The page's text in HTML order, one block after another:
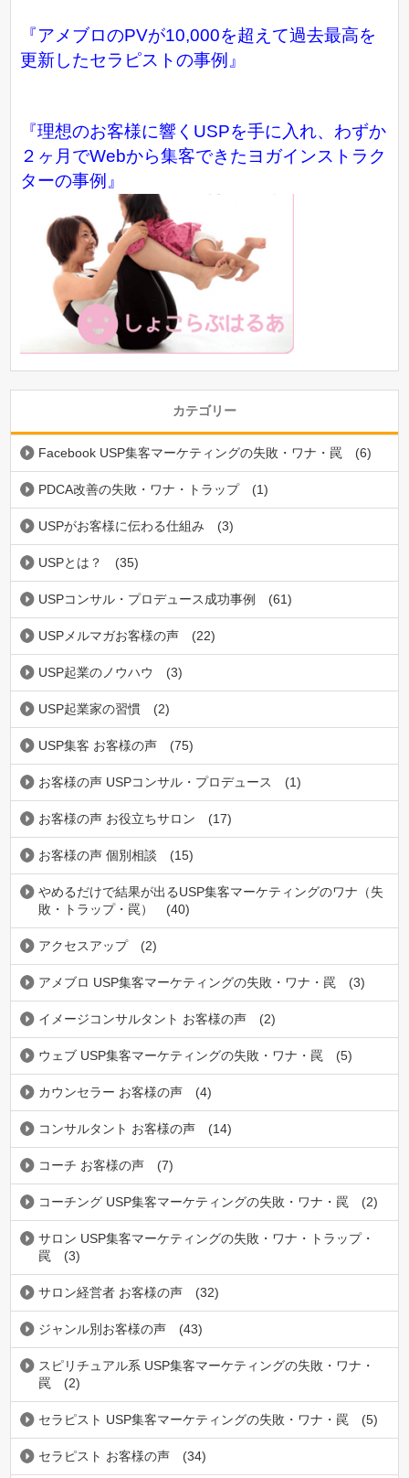
『アメブロのPVが10,000を超えて過去最高を
更新したセラピストの事例』
『理想のお客様に響くUSPを手に入れ、わずか
２ヶ月でWebから集客できたヨガインストラク
ターの事例』
カテゴリー
Facebook USP集客マーケティングの失敗・ワナ・罠 (6)
PDCA改善の失敗・ワナ・トラップ (1)
USPがお客様に伝わる仕組み (3)
USPとは？ (35)
USPコンサル・プロデュース成功事例 (61)
USPメルマガお客様の声 (22)
USP起業のノウハウ (3)
USP起業家の習慣 (2)
USP集客 お客様の声 (75)
お客様の声 USPコンサル・プロデュース (1)
お客様の声 お役立ちサロン (17)
お客様の声 個別相談 (15)
やめるだけで結果が出るUSP集客マーケティングのワナ（失
敗・トラップ・罠）
(40)
アクセスアップ (2)
アメブロ USP集客マーケティングの失敗・ワナ・罠 (3)
イメージコンサルタント お客様の声 (2)
ウェブ USP集客マーケティングの失敗・ワナ・罠 (5)
カウンセラー お客様の声 (4)
コンサルタント お客様の声 (14)
コーチ お客様の声 (7)
コーチング USP集客マーケティングの失敗・ワナ・罠 (2)
サロン USP集客マーケティングの失敗・ワナ・トラップ・
罠
(3)
サロン経営者 お客様の声 (32)
ジャンル別お客様の声 (43)
スピリチュアル系 USP集客マーケティングの失敗・ワナ・
罠
(2)
セラピスト USP集客マーケティングの失敗・ワナ・罠 (5)
セラピスト お客様の声 (34)